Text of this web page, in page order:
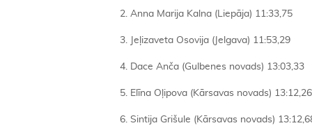
2. Anna Marija Kalna (Liepāja) 11:33,75
3. Jeļizaveta Osovija (Jelgava) 11:53,29
4. Dace Anča (Gulbenes novads) 13:03,33
5. Elīna Oļipova (Kārsavas novads) 13:12,26
6. Sintija Grišule (Kārsavas novads)